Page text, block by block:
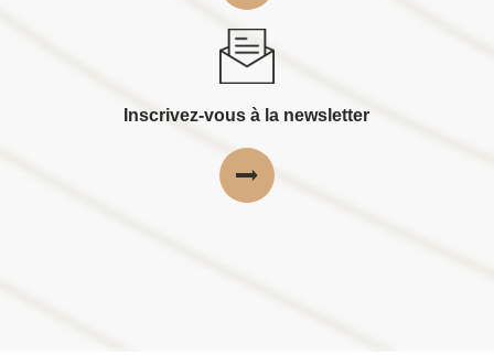
Inscrivez-vous à la newsletter